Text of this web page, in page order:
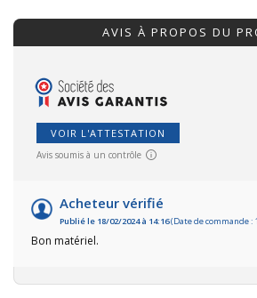
AVIS À PROPOS DU
VOIR L'ATTESTATION
Avis soumis à un contrôle
Acheteur vérifié
Publié le 18/02/2024 à 14:16(Date de commande :
Bon matériel.